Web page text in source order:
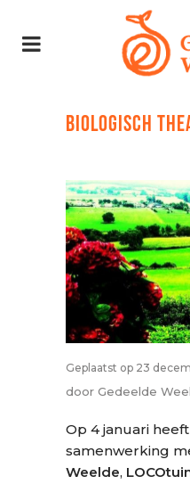
BIOLOGISCH
Geplaatst op 23
door Gedeelde
Op 4 januari
samenwerking
Weelde,